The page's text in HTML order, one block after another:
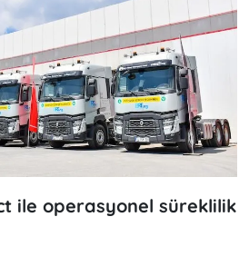
ile operasyonel süreklilik